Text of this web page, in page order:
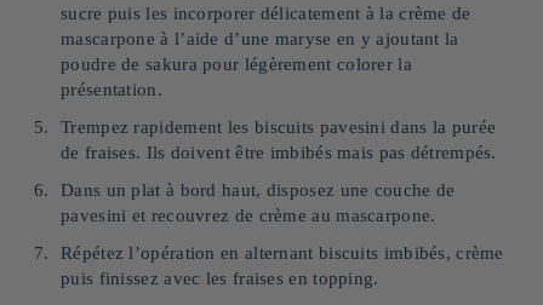
sucre puis les incorporer délicatement à la crème de
mascarpone à l’aide d’une maryse en y ajoutant la
poudre de sakura pour légèrement colorer la
présentation.
Trempez rapidement les biscuits pavesini dans la purée
de fraises. Ils doivent être imbibés mais pas détrempés.
Dans un plat à bord haut, disposez une couche de
pavesini et recouvrez de crème au mascarpone.
Répétez l’opération en alternant biscuits imbibés, crème
puis finissez avec les fraises en topping.